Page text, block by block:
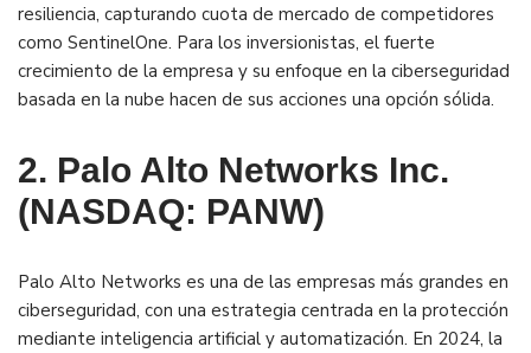
resiliencia, capturando cuota de mercado de competidores
como SentinelOne. Para los inversionistas, el fuerte
crecimiento de la empresa y su enfoque en la ciberseguridad
basada en la nube hacen de sus acciones una opción sólida​.
2. Palo Alto Networks Inc.
(NASDAQ: PANW)
Palo Alto Networks es una de las empresas más grandes en
ciberseguridad, con una estrategia centrada en la protección
mediante inteligencia artificial y automatización. En 2024, la